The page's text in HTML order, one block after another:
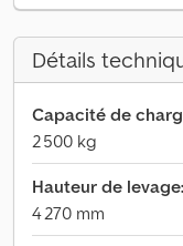
Détails
Capacité de
2 500 kg
Hauteur de levage:
4 270 mm